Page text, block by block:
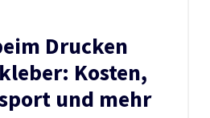
Drucken
Kosten,
und mehr